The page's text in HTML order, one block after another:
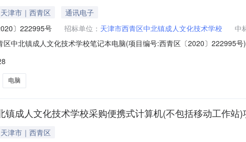
天津市｜西青区
通讯电子
〕222995号 招标单位： 天津市西青区中北镇成人文化技术学校 中
区中北镇成人文化技术学校笔记本电脑(项目编号:西青区〔2020〕222995
天津市西青区中北镇成人文化技术学校地址：天津市西青区中北镇成人文
电脑
镇成人文化技术学校采购便携式计算机(不包括移动工作站)
天津市｜西青区